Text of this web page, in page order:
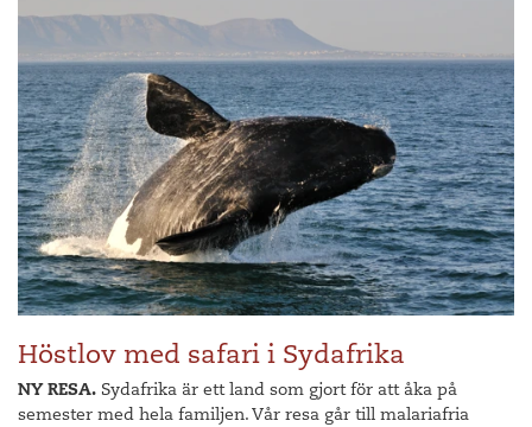
Höstlov med safari i Sydafrika
NY RESA. Sydafrika är ett land som gjort för att åka på
semester med hela familjen. Vår resa går till malariafria